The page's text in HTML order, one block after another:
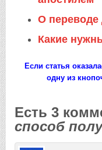
О переводе
Какие
Если статья
одну из
Есть 3
способ